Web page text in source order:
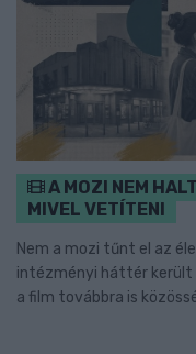
A MOZI NEM
MIVEL VETÍTENI
Nem a mozi tűnt el az
intézményi háttér került
a film továbbra is